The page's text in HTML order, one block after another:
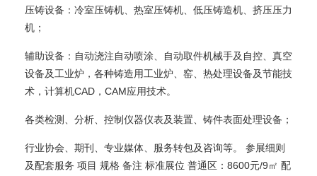
压铸设备：冷室压铸机、热室压铸机、低压铸造机、挤压压力
机；
辅助设备：自动浇注自动喷涂、自动取件机械手及自控、真空
设备及工业炉，各种铸造用工业炉、窑、热处理设备及节能技
术，计算机CAD，CAM应用技术。
各类检测、分析、控制仪器仪表及装置、铸件表面处理设备；
行业协会、期刊、专业媒体、服务转包及咨询等。 参展细则
及配套服务 项目 规格 备注 标准展位 普通区：8600元/9㎡ 配